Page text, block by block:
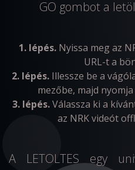
GO gombot a
1. lépés. Nyissa meg az
URL-t a
2. lépés.Illessze be a
mezőbe, majd
3. lépés.Válassza ki a
az NRK videót
A LETOLTES egy